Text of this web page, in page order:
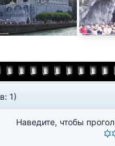
1)
Наведите, чтобы